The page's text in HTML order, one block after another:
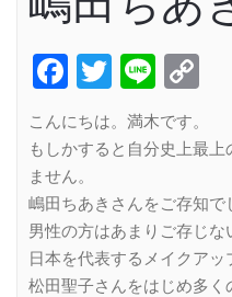
Facebook
Twitter
Line
こんにちは。満木です。
もしかすると自分史上最
ません。
嶋田ちあきさんをご存知で
男性の方はあまりご存じな
日本を代表するメイクアッ
松田聖子さんをはじめ多く